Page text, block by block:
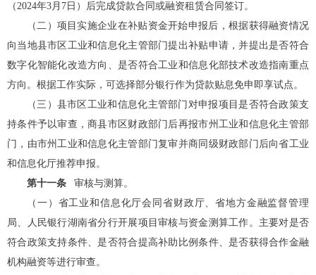
（2024年3月7日）后完成贷款合同或融资租赁合同签订。
（二）项目实施企业在补贴资金开始申报后，根据获得融资情况
向当地县市区 工业和信息化主管部门提出补贴申请，并提出是否符合
数字化智能化改造方向、是否符合工业和信息化部技术改造指南重点
方向。根据工作实际，可选择部分银行作为贷款贴息免申即享试点。
（三）县市区 工业和信息化主管部门 对申报项目是否符合政策支
持条件予以审查，商县市区财政部门后再报市州 工业和信息化主管部
门 ，由市州工业和信息化主管部门复审并商 同级财政部门后向省工业
和信息化厅推荐申报。
第十一条
审核与测算。
（一） 省工业和信息化厅会同省财政厅、省地方金融监督管理
局、人民银行湖南省分行开展项目审核与资金测算工作。主要对是否
符合政策支持条件、是否符合提高补助比例条件、是否获得合作金融
机构融资等进行审查。